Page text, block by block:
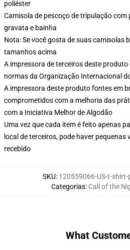
poliéster
Camisola de pescoço de tripulação
gravata e bainha
Nota: Se você gosta de suas camisolas
tamanhos acima
A impressora de terceiros deste
normas da Organização Internacional
A impressora deste produto fontes em
comprometidos com a melhoria das
com a Iniciativa Melhor de Algodão
Uma vez que cada item é feito apenas
local de terceiros, pode haver
recebido
SKU: 120559066-US-t-shirt-
Categorias: Call of the
What